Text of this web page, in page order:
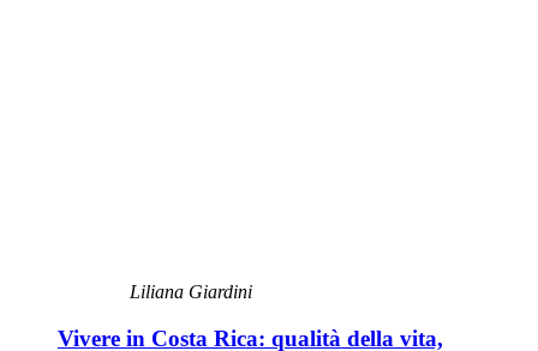
Liliana Giardini
Vivere in Costa Rica: qualità della vita,